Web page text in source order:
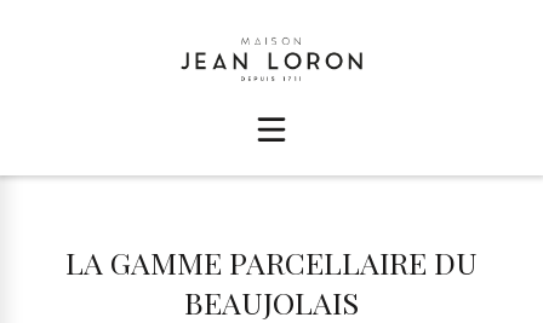
LA GAMME PARCELLAIRE DU
BEAUJOLAIS